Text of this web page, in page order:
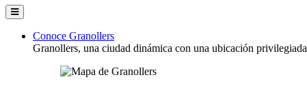
Conoce Granollers
Granollers, una ciudad dinámica con una ubicación privilegiada